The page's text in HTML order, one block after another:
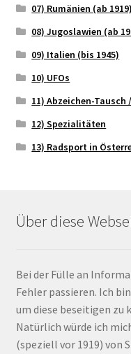
07) Rumänien (ab 1919)
08) Jugoslawien (ab
09) Italien (bis 1945)
10) UFOs
11) Abzeichen-Tausch
12) Spezialitäten
13) Radsport in
Über diese
Bei der Fülle an
Fehler passieren. Ich
um diese beseitigen zu
Natürlich würde ich
(speziell vor 1919) von